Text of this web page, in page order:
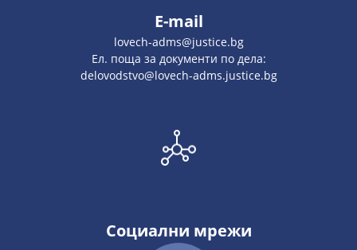
E-mail
lovech-adms@justice.bg
Ел. поща за документи по дела:
delovodstvo@lovech-adms.justice.bg
Социални мрежи